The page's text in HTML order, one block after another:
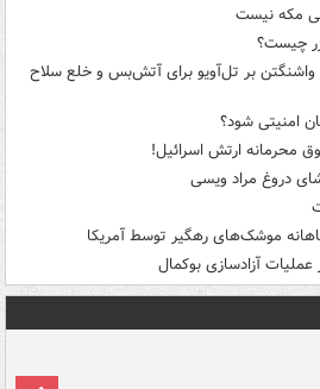
مکه نیست
چیست؟
واشنگتن بر تل‌آویو برای آتش‌بس و خلع سلاح
امنیتی شود؟
محرمانه ارتش اسرائیل!
دروغ مراد ویسی
موشک‌های رهگیر توسط آمریکا
آزادسازی بوکمال